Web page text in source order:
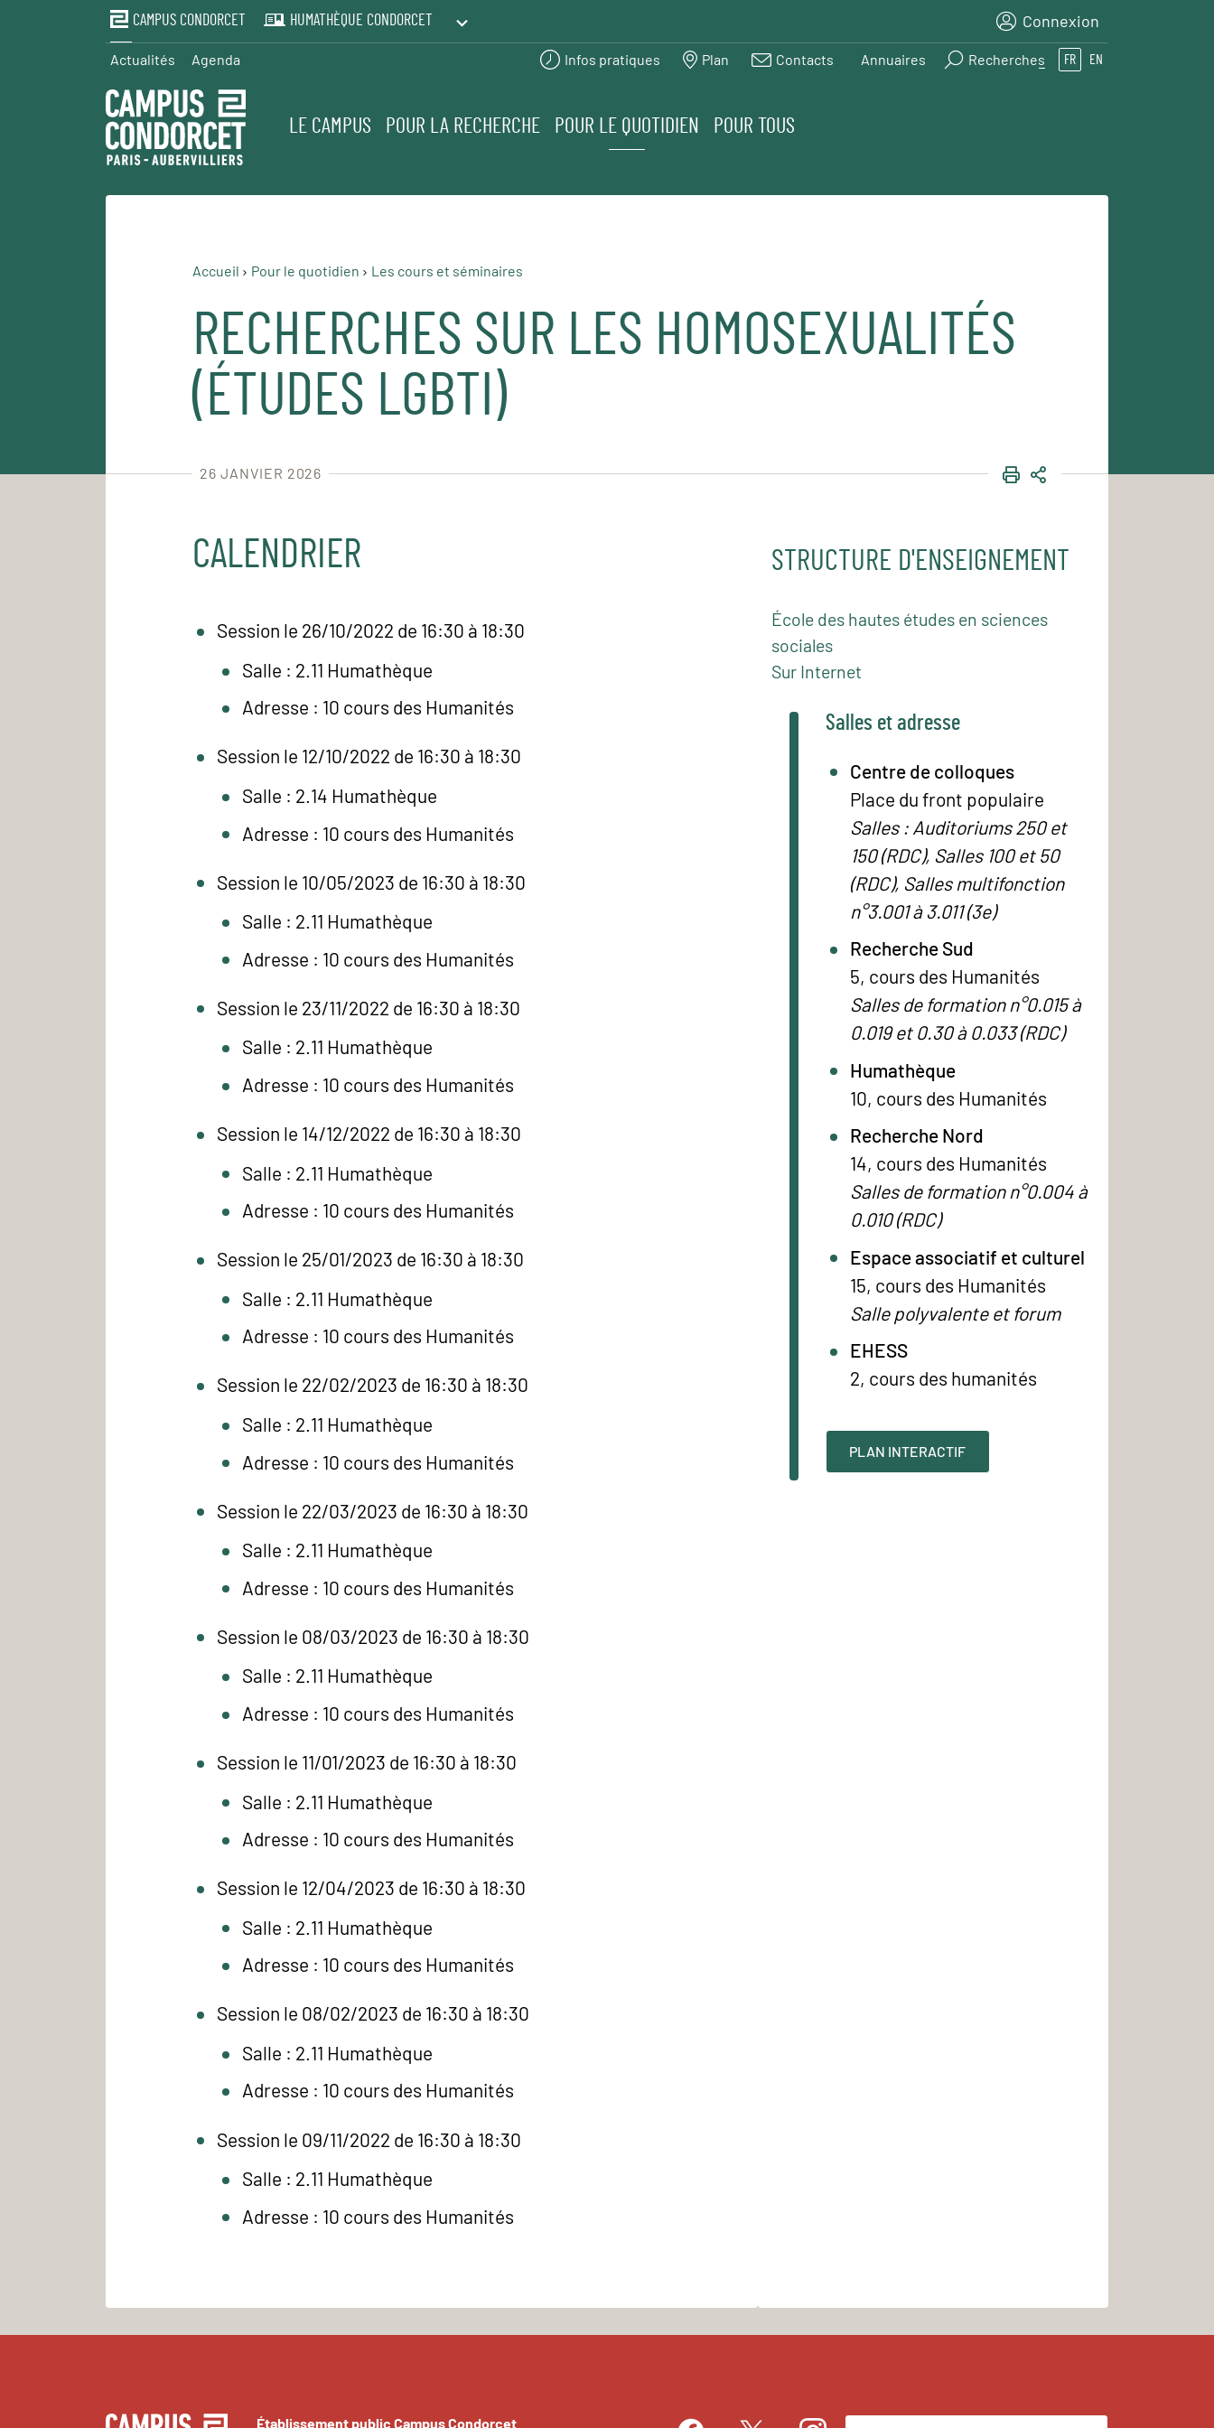
CAMPUS CONDORCET HUMATHÈQUE CONDORCET
PRINTEMPS DES HUMANITÉS
Connexion
Actualités Agenda Infos pratiques Plan Contacts Annuaires Recherches FR EN
LE CAMPUS POUR LA RECHERCHE POUR LE QUOTIDIEN POUR TOUS
Accueil Pour le quotidien Les cours et séminaires
RECHERCHES SUR LES HOMOSEXUALITÉS
(ÉTUDES LGBTI)
26 JANVIER 2026 IMPRIMER
PARTAGER
CALENDRIER
Session le 26/10/2022 de 16:30 à 18:30
Salle : 2.11 Humathèque
Adresse : 10 cours des Humanités
Session le 12/10/2022 de 16:30 à 18:30
Salle : 2.14 Humathèque
Adresse : 10 cours des Humanités
Session le 10/05/2023 de 16:30 à 18:30
Salle : 2.11 Humathèque
Adresse : 10 cours des Humanités
Session le 23/11/2022 de 16:30 à 18:30
Salle : 2.11 Humathèque
Adresse : 10 cours des Humanités
Session le 14/12/2022 de 16:30 à 18:30
Salle : 2.11 Humathèque
Adresse : 10 cours des Humanités
Session le 25/01/2023 de 16:30 à 18:30
Salle : 2.11 Humathèque
Adresse : 10 cours des Humanités
Session le 22/02/2023 de 16:30 à 18:30
Salle : 2.11 Humathèque
Adresse : 10 cours des Humanités
Session le 22/03/2023 de 16:30 à 18:30
Salle : 2.11 Humathèque
Adresse : 10 cours des Humanités
Session le 08/03/2023 de 16:30 à 18:30
Salle : 2.11 Humathèque
Adresse : 10 cours des Humanités
Session le 11/01/2023 de 16:30 à 18:30
Salle : 2.11 Humathèque
Adresse : 10 cours des Humanités
Session le 12/04/2023 de 16:30 à 18:30
Salle : 2.11 Humathèque
Adresse : 10 cours des Humanités
Session le 08/02/2023 de 16:30 à 18:30
Salle : 2.11 Humathèque
Adresse : 10 cours des Humanités
Session le 09/11/2022 de 16:30 à 18:30
Salle : 2.11 Humathèque
Adresse : 10 cours des Humanités
STRUCTURE D'ENSEIGNEMENT
École des hautes études en sciences
sociales
Sur Internet
Salles et adresse
Centre de colloques
Place du front populaire
Salles : Auditoriums 250 et
150 (RDC), Salles 100 et 50
(RDC), Salles multifonction
n°3.001 à 3.011 (3e)
Recherche Sud
5, cours des Humanités
Salles de formation n°0.015 à
0.019 et 0.30 à 0.033 (RDC)
Humathèque
10, cours des Humanités
Recherche Nord
14, cours des Humanités
Salles de formation n°0.004 à
0.010 (RDC)
Espace associatif et culturel
15, cours des Humanités
Salle polyvalente et forum
EHESS
2, cours des humanités
PLAN INTERACTIF
Établissement public Campus Condorcet